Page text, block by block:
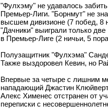
"Фулхэму" не удавалось
Премьер-Лиги. "Борнмут" не
высшем дивизионе (7 побед, 8
"Дачники" выиграли только
в Премьер-Лиге (2 ничьи, 5
Полузащитник "Фулхэма"
Также выздоровел Кевин, но
Впервые за четыре с лишним
нападающий Джастин
Алекс Хименес отстранен от
переписки с